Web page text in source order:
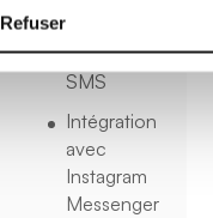
RefuserMessenger
Accès via
SMS
Intégration
avec
Instagram
Messenger